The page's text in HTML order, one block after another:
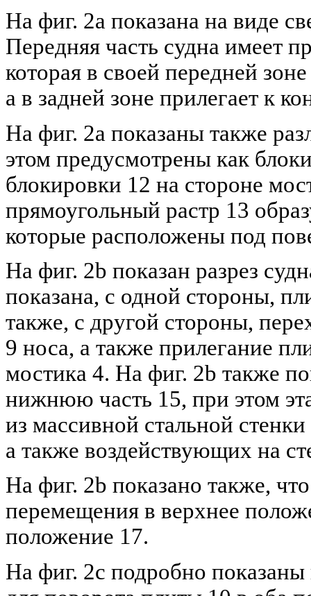
На фиг. 2а показана на виде
Передняя часть судна имеет
которая в своей передней
а в задней зоне прилегает к
На фиг. 2а показаны также
этом предусмотрены как
блокировки 12 на стороне
прямоугольный растр 13
которые расположены под
На фиг. 2b показан разрез
показана, с одной стороны,
также, с другой стороны,
9 носа, а также прилегание
мостика 4. На фиг. 2b также
нижнюю часть 15, при этом
из массивной стальной
а также воздействующих на
На фиг. 2b показано также,
перемещения в верхнее
положение 17.
На фиг. 2с подробно